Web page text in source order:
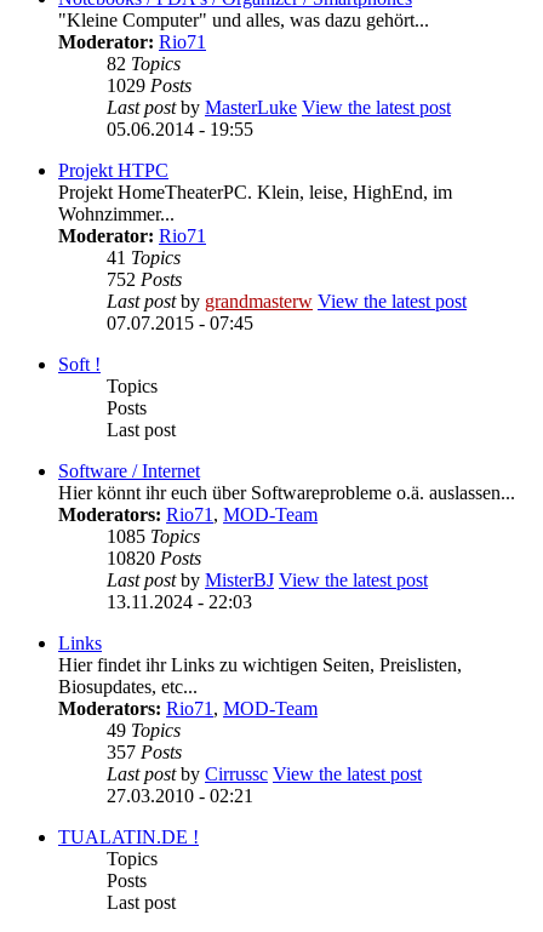
"Kleine Computer" und alles, was dazu gehört...
Moderator: Rio71
82 Topics
1029 Posts
Last postby MasterLuke View the latest post
05.06.2014 - 19:55
Projekt HTPC
Projekt HomeTheaterPC. Klein, leise, HighEnd, im
Wohnzimmer...
Moderator: Rio71
41 Topics
752 Posts
Last postby grandmasterw View the latest post
07.07.2015 - 07:45
Soft !
Topics
Posts
Last post
Software / Internet
Hier könnt ihr euch über Softwareprobleme o.ä. auslassen...
Moderators: Rio71, MOD-Team
1085 Topics
10820 Posts
Last postby MisterBJ View the latest post
13.11.2024 - 22:03
Links
Hier findet ihr Links zu wichtigen Seiten, Preislisten,
Biosupdates, etc...
Moderators: Rio71, MOD-Team
49 Topics
357 Posts
Last postby Cirrussc View the latest post
27.03.2010 - 02:21
TUALATIN.DE !
Topics
Posts
Last post